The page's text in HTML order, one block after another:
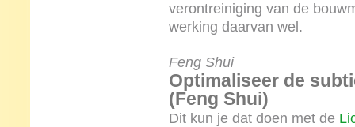
verontreiniging van de
werking daarvan wel.
Feng Shui
Optimaliseer de
(Feng Shui)
Dit kun je dat doen met de